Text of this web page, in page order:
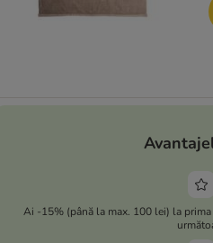
Ai -15% (până la max. 100 lei) la